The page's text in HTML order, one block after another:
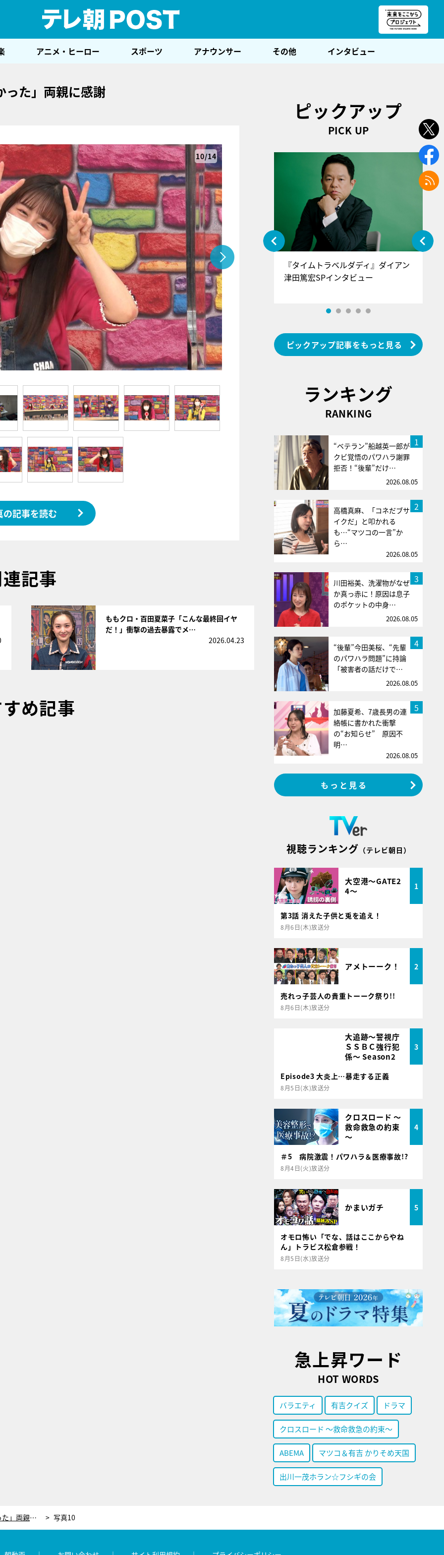
アニメ・ヒーロー スポーツ アナウンサー その他 インタビュー
った」両親に感謝
10/14
の記事を読む
記事
ももクロ・百田夏菜子「こんな最終回イヤ
だ！」衝撃の過去暴露でメ…
2026.04.23
め記事
ピックアップ
PICK UP
『アイ＝ラブ！げーみんぐ』＝LOV
E齋藤樹愛羅＆佐々木舞香SPインタ
ビュー
『タイムトラベルダディ』ダイアン
津田篤宏SPインタビュー
ピックアップ記事をもっと見る
ランキング
RANKING
1
“ベテラン”船越英一郎が
クビ覚悟のパワハラ謝罪
拒否！“後輩”だけ…
2026.08.05
2
高橋真麻、「コネだブサ
イクだ」と叩かれる
も…“マツコの一言”か
ら…
2026.08.05
3
川田裕美、洗濯物がなぜ
か真っ赤に！原因は息子
のポケットの中身…
2026.08.05
4
“後輩”今田美桜、“先輩
のパワハラ問題”に持論
「被害者の話だけで…
2026.08.05
5
加藤夏希、7歳長男の連
絡帳に書かれた衝撃
の“お知らせ” 原因不
明…
2026.08.05
もっと見る
視聴ランキング （テレビ朝日）
大空港～GATE2
4～
1
第3話 消えた子供と兎を追え！
8月6日(木)放送分
アメトーーク！ 2
売れっ子芸人の貴重トーーク祭り!!
8月6日(木)放送分
大追跡～警視庁
ＳＳＢＣ強行犯
係～ Season2
3
Episode3 大炎上…暴走する正義
8月5日(水)放送分
クロスロード ～
救命救急の約束
～
4
＃5 病院激震！パワハラ＆医療事故!?
8月4日(火)放送分
かまいガチ 5
オモロ怖い「でな、話はここからやね
ん」トラビス松倉参戦！
8月5日(水)放送分
急上昇ワード
HOT WORDS
バラエティ 有吉クイズ ドラマ
クロスロード ～救命救急の約束～
ABEMA マツコ＆有吉 かりそめ天国
出川一茂ホラン☆フシギの会
ももクロ・高城れに「馬面でよかった」両親に感謝 写真10